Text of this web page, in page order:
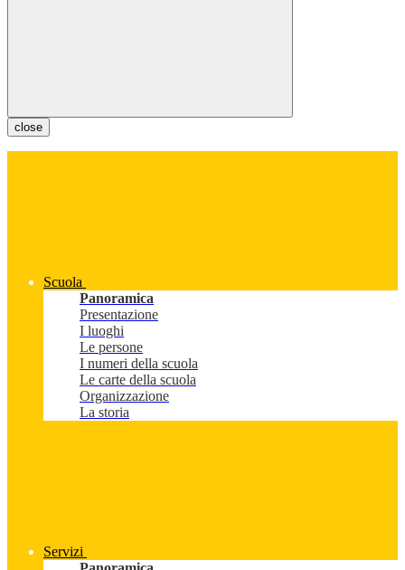
close
Scuola
Panoramica
Presentazione
I luoghi
Le persone
I numeri della scuola
Le carte della scuola
Organizzazione
La storia
Servizi